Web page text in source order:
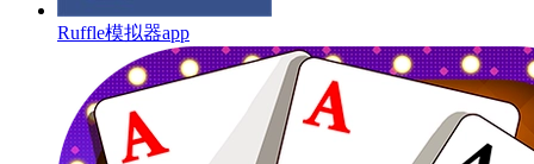
Ruffle模拟器app